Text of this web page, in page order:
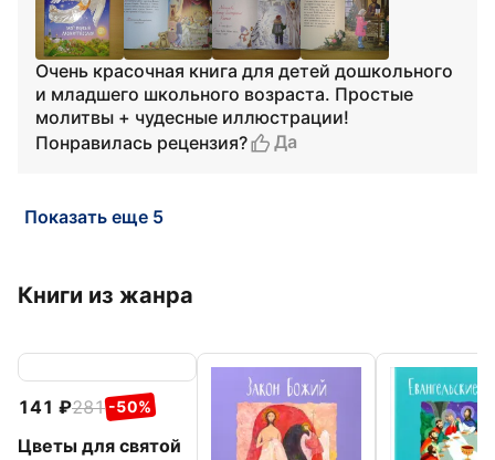
Очень красочная книга для детей дошкольного
и младшего школьного возраста. Простые
молитвы + чудесные иллюстрации!
Понравилась рецензия?
Да
Показать еще 5
Книги из жанра
141 281 -50%
Цветы для святой